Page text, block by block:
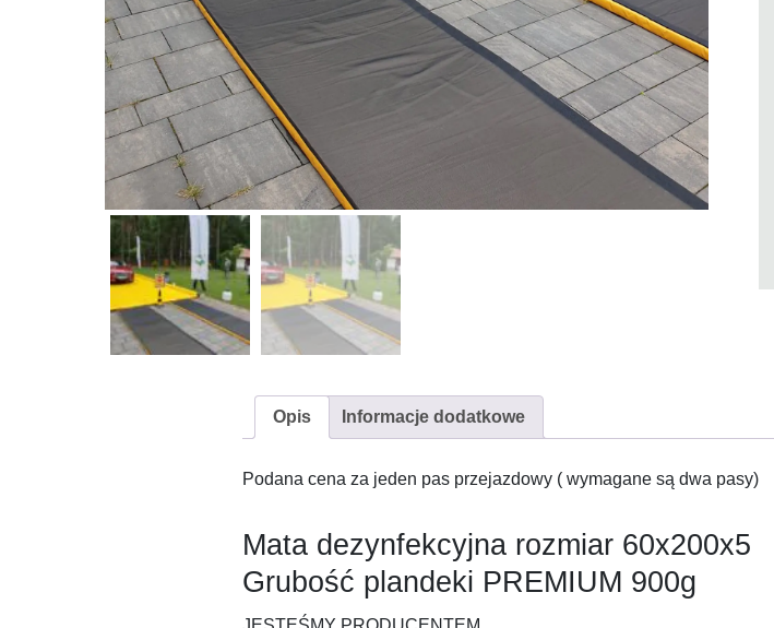
Opis Informacje dodatkowe
Podana cena za jeden pas przejazdowy ( wymagane są dwa pasy)
Mata dezynfekcyjna rozmiar 60x200x5
Grubość plandeki PREMIUM 900g